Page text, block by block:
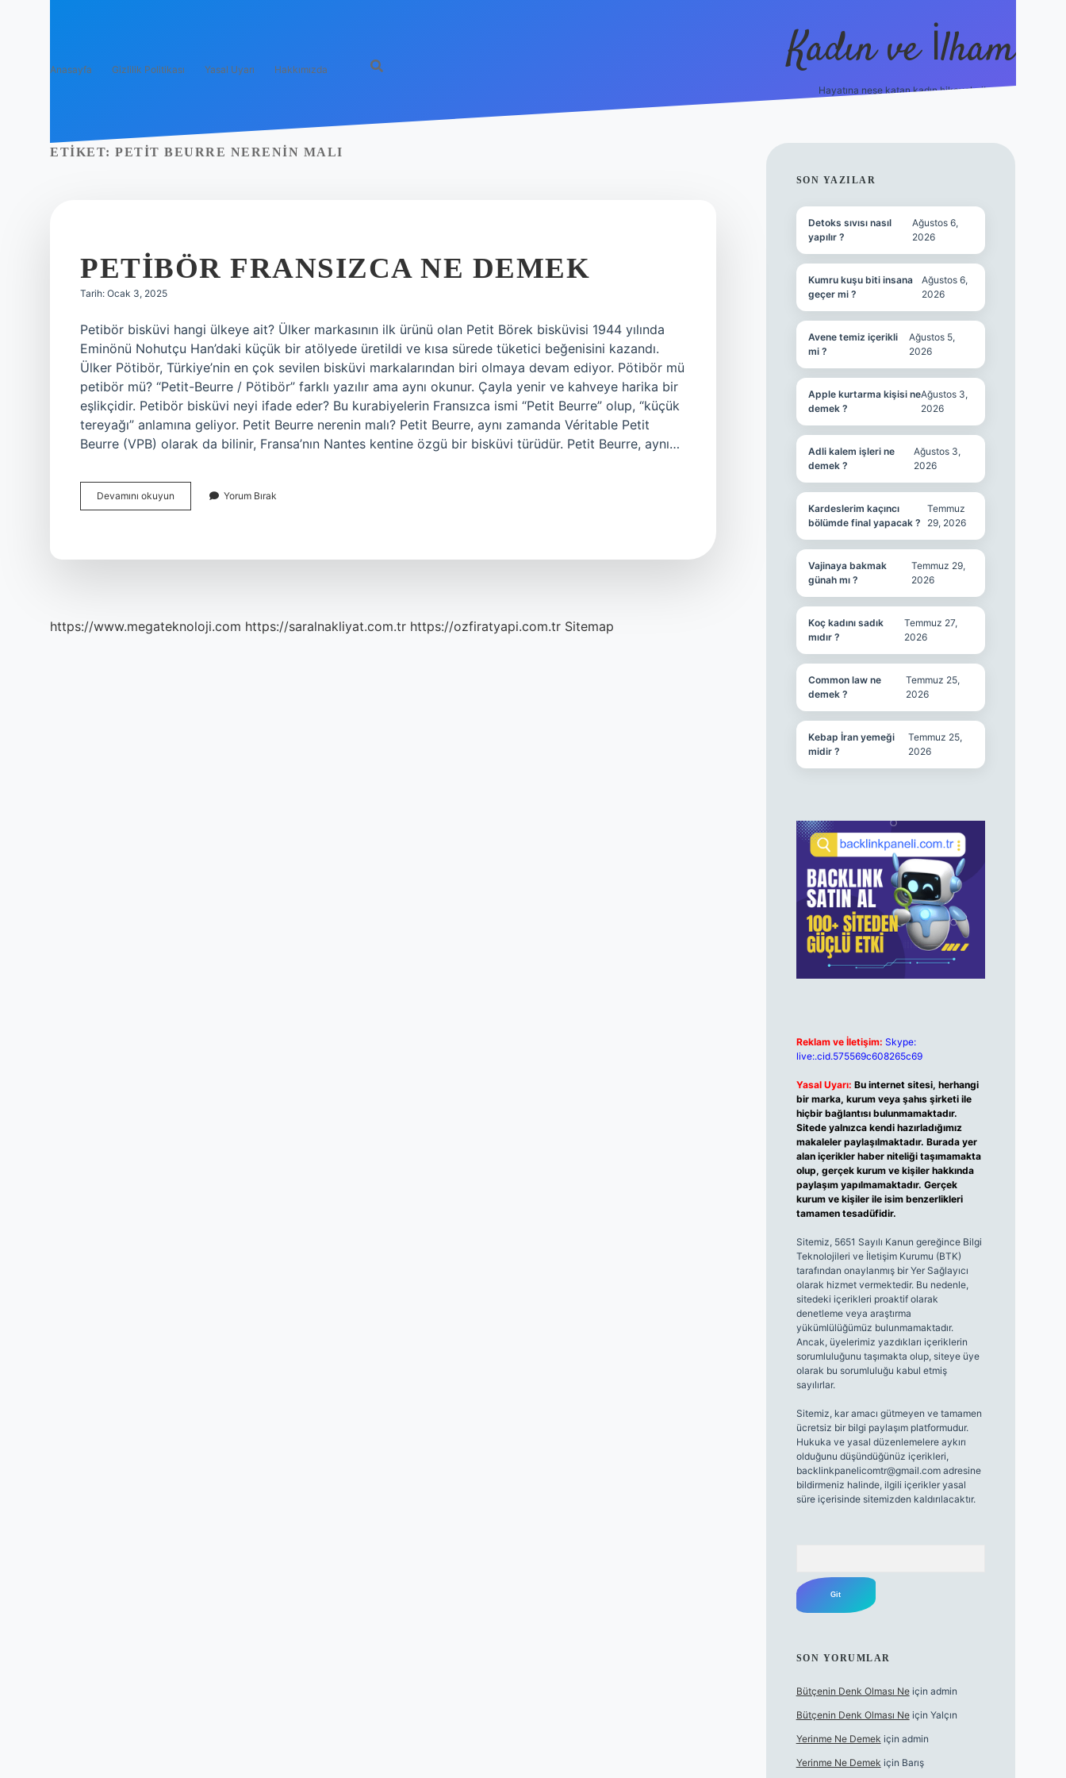
Anasayfa Gizlilik Politikası Yasal Uyarı Hakkımızda Kadın ve İlham
Hayatına neşe katan kadın hikayeleri!
ETIKET: PETIT BEURRE NERENIN MALI
PETIBÖR FRANSIZCA NE DEMEK
Tarih: Ocak 3, 2025
Petibör bisküvi hangi ülkeye ait? Ülker markasının ilk ürünü olan Petit Börek bisküvisi 1944 yılında
Eminönü Nohutçu Han’daki küçük bir atölyede üretildi ve kısa sürede tüketici beğenisini kazandı.
Ülker Pötibör, Türkiye’nin en çok sevilen bisküvi markalarından biri olmaya devam ediyor. Pötibör mü
petibör mü? “Petit-Beurre / Pötibör” farklı yazılır ama aynı okunur. Çayla yenir ve kahveye harika bir
eşlikçidir. Petibör bisküvi neyi ifade eder? Bu kurabiyelerin Fransızca ismi “Petit Beurre” olup, “küçük
tereyağı” anlamına geliyor. Petit Beurre nerenin malı? Petit Beurre, aynı zamanda Véritable Petit
Beurre (VPB) olarak da bilinir, Fransa’nın Nantes kentine özgü bir bisküvi türüdür. Petit Beurre, aynı…
Devamını okuyun
Fransızca
Yorum Bırak
https://www.megateknoloji.com https://saralnakliyat.com.tr https://ozfiratyapi.com.tr Sitemap
SIDEBAR
SON YAZILAR
Detoks sıvısı nasıl
yapılır ?
Ağustos 6,
2026
Kumru kuşu biti insana
geçer mi ?
Ağustos 6,
2026
Avene temiz içerikli
mi ?
Ağustos 5,
2026
Apple kurtarma kişisi ne
demek ?
Ağustos 3,
2026
Adli kalem işleri ne
demek ?
Ağustos 3,
2026
Kardeslerim kaçıncı
bölümde final yapacak ?
Temmuz
29, 2026
Vajinaya bakmak
günah mı ?
Temmuz 29,
2026
Koç kadını sadık
mıdır ?
Temmuz 27,
2026
Common law ne
demek ?
Temmuz 25,
2026
Kebap İran yemeği
midir ?
Temmuz 25,
2026
Reklam ve İletişim: Skype:
live:.cid.575569c608265c69
Yasal Uyarı: Bu internet sitesi, herhangi
bir marka, kurum veya şahıs şirketi ile
hiçbir bağlantısı bulunmamaktadır.
Sitede yalnızca kendi hazırladığımız
makaleler paylaşılmaktadır. Burada yer
alan içerikler haber niteliği taşımamakta
olup, gerçek kurum ve kişiler hakkında
paylaşım yapılmamaktadır. Gerçek
kurum ve kişiler ile isim benzerlikleri
tamamen tesadüfidir.
Sitemiz, 5651 Sayılı Kanun gereğince Bilgi
Teknolojileri ve İletişim Kurumu (BTK)
tarafından onaylanmış bir Yer Sağlayıcı
olarak hizmet vermektedir. Bu nedenle,
sitedeki içerikleri proaktif olarak
denetleme veya araştırma
yükümlülüğümüz bulunmamaktadır.
Ancak, üyelerimiz yazdıkları içeriklerin
sorumluluğunu taşımakta olup, siteye üye
olarak bu sorumluluğu kabul etmiş
sayılırlar.
Sitemiz, kar amacı gütmeyen ve tamamen
ücretsiz bir bilgi paylaşım platformudur.
Hukuka ve yasal düzenlemelere aykırı
olduğunu düşündüğünüz içerikleri,
backlinkpanelicomtr@gmail.comadresine
bildirmeniz halinde, ilgili içerikler yasal
süre içerisinde sitemizden kaldırılacaktır.
SON YORUMLAR
Bütçenin Denk Olması Neiçin admin
Bütçenin Denk Olması Neiçin Yalçın
Yerinme Ne Demek için admin
Yerinme Ne Demek için Barış
ilbet https://